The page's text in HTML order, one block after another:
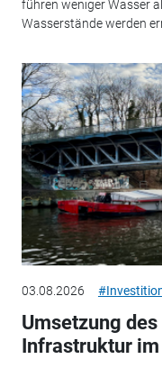
führen weniger Wasser
Wasserstände werden
03.08.2026
Umsetzung
Infrastruktur